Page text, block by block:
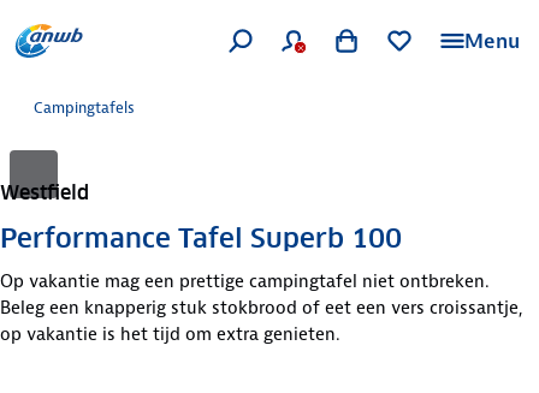
Menu
Campingtafels
Westfield
Performance Tafel Superb 100
Op vakantie mag een prettige campingtafel niet ontbreken.
Beleg een knapperig stuk stokbrood of eet een vers croissantje,
op vakantie is het tijd om extra genieten.